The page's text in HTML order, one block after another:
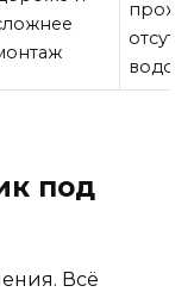
под
Всё